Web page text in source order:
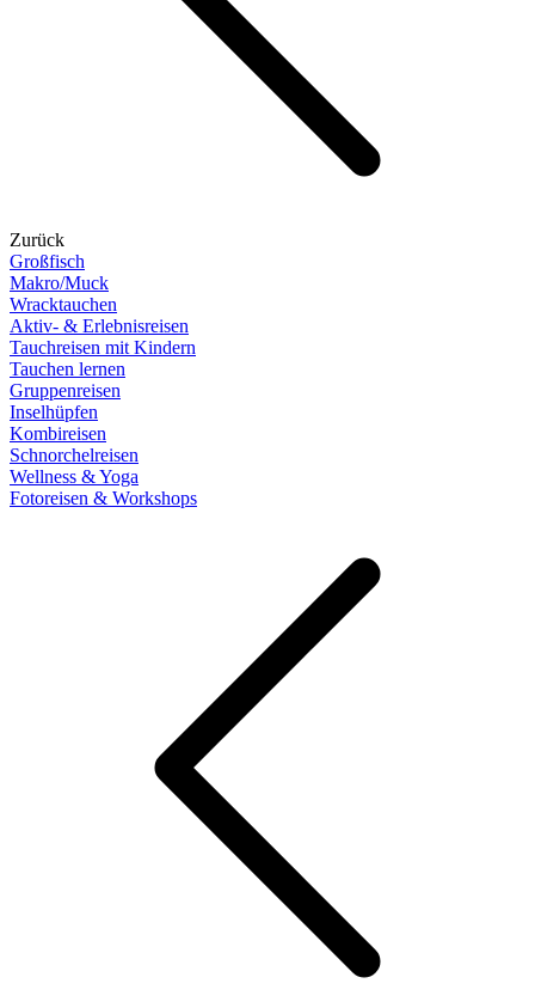
Zurück
Großfisch
Makro/Muck
Wracktauchen
Aktiv- & Erlebnisreisen
Tauchreisen mit Kindern
Tauchen lernen
Gruppenreisen
Inselhüpfen
Kombireisen
Schnorchelreisen
Wellness & Yoga
Fotoreisen & Workshops